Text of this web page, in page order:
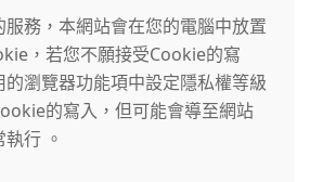
務，本網站會在您的電腦中放置
，若您不願接受Cookie的寫
的瀏覽器功能項中設定隱私權等級
的寫入，但可能會導至網站
行 。